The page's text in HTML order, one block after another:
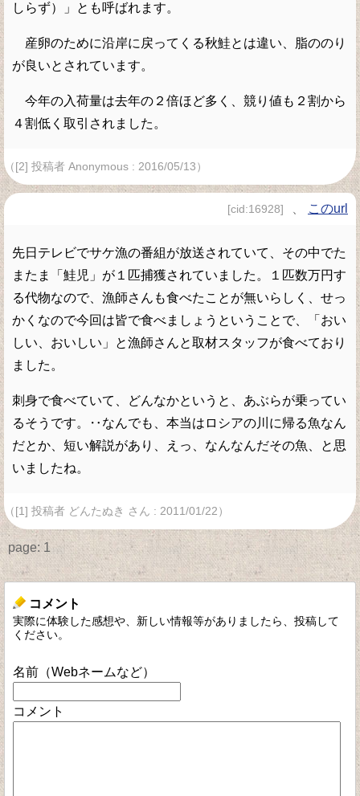
しらず）」とも呼ばれます。
産卵のために沿岸に戻ってくる秋鮭とは違い、脂ののり
が良いとされています。
今年の入荷量は去年の２倍ほど多く、競り値も２割から
４割低く取引されました。
（[2] 投稿者 Anonymous : 2016/05/13）
[cid:16928] このurl
先日テレビでサケ漁の番組が放送されていて、その中でた
またま「鮭児」が１匹捕獲されていました。１匹数万円す
る代物なので、漁師さんも食べたことが無いらしく、せっ
かくなので今回は皆で食べましょうということで、「おい
しい、おいしい」と漁師さんと取材スタッフが食べており
ました。
刺身で食べていて、どんなかというと、あぶらが乗ってい
るそうです。‥なんでも、本当はロシアの川に帰る魚なん
だとか、短い解説があり、えっ、なんなんだその魚、と思
いましたね。
（[1] 投稿者 どんたぬき さん : 2011/01/22）
page: 1
コメント
実際に体験した感想や、新しい情報等がありましたら、投稿して
ください。
名前（Webネームなど）
コメント